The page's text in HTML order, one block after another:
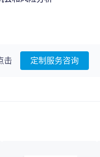
击 定制服务咨询